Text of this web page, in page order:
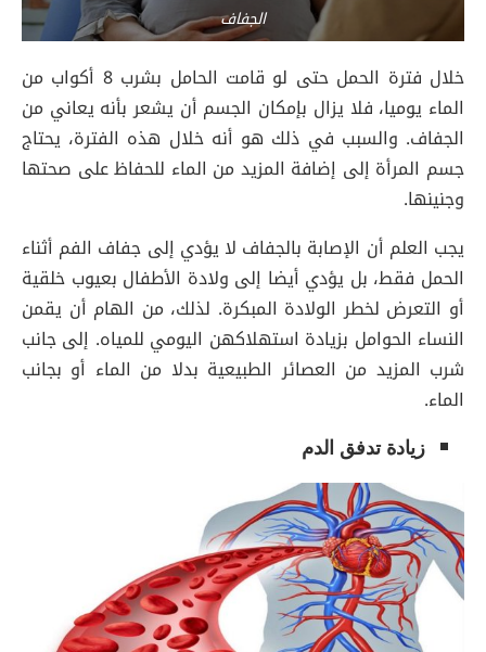
الجفاف
خلال فترة الحمل حتى لو قامت الحامل بشرب 8 أكواب من
الماء يوميا، فلا يزال بإمكان الجسم أن يشعر بأنه يعاني من
الجفاف. والسبب في ذلك هو أنه خلال هذه الفترة، يحتاج
جسم المرأة إلى إضافة المزيد من الماء للحفاظ على صحتها
وجنينها.
يجب العلم أن الإصابة بالجفاف لا يؤدي إلى جفاف الفم أثناء
الحمل فقط، بل يؤدي أيضا إلى ولادة الأطفال بعيوب خلقية
أو التعرض لخطر الولادة المبكرة. لذلك، من الهام أن يقمن
النساء الحوامل بزيادة استهلاكهن اليومي للمياه. إلى جانب
شرب المزيد من العصائر الطبيعية بدلا من الماء أو بجانب
الماء.
زيادة تدفق الدم